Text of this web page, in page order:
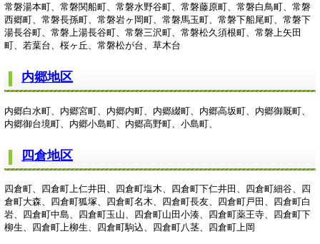
常磐湯本町、常磐関船町、常磐水野谷町、常磐藤原町、常磐白鳥町、常磐
西郷町、常磐長孫町、常磐岩ヶ岡町、常磐馬玉町、常磐下船尾町、常磐下
湯長谷町、常磐上湯長谷町、常磐三沢町、常磐松久須根町、常磐上矢田
町、若葉台、桜ヶ丘、常磐松が台、草木台
内郷地区
内郷白水町、内郷宮町、内郷内町、内郷綴町、内郷高坂町、内郷御厩町、
内郷御台境町、内郷小島町、内郷高野町、小島町、
四倉地区
四倉町、四倉町上仁井田、四倉町塩木、四倉町下仁井田、四倉町細谷、四
倉町大森、四倉町狐塚、四倉町名木、四倉町長友、四倉町戸田、四倉町白
岩、四倉町中島、四倉町玉山、四倉町山田小湊、四倉町薬王寺、四倉町下
柳生、四倉町上柳生、四倉町駒込、四倉町八茎、四倉町上岡